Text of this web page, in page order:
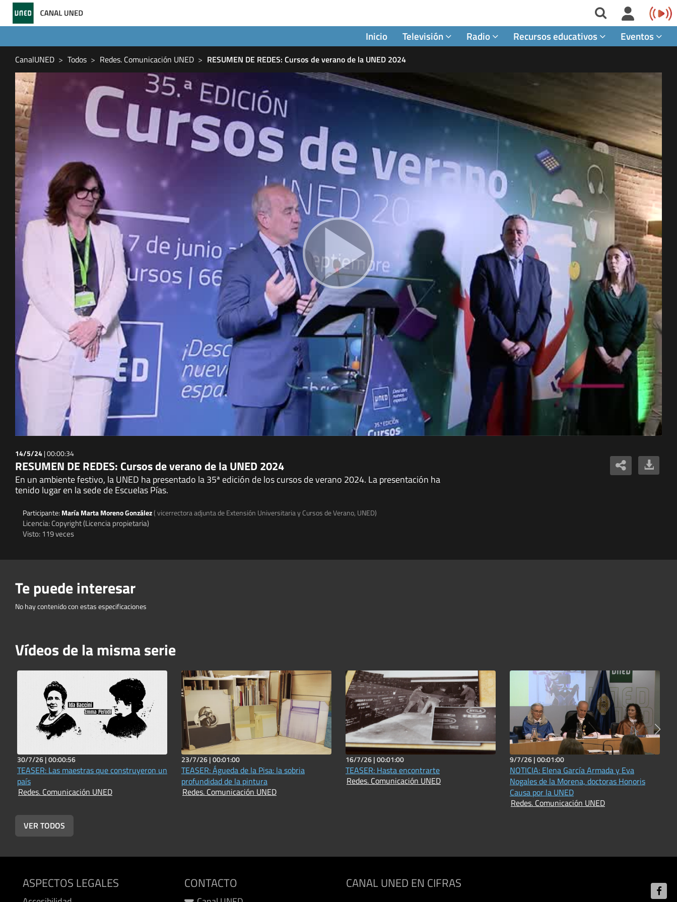
Inicio Televisión Radio Recursos educativos Eventos
CanalUNED Todos Redes. Comunicación UNED RESUMEN DE REDES: Cursos de verano de la UNED 2024
14/5/24|00:00:34
RESUMEN DE REDES: Cursos de verano de la UNED 2024
En un ambiente festivo, la UNED ha presentado la 35ª edición de los cursos de verano 2024. La presentación ha
tenido lugar en la sede de Escuelas Pías.
Participante: María Marta Moreno González( vicerrectora adjunta de Extensión Universitaria y Cursos de Verano, UNED)
Licencia: Copyright (Licencia propietaria)
Visto: 119 veces
Te puede interesar
No hay contenido con estas especificaciones
Vídeos de la misma serie
30/7/26 |00:00:56
TEASER: Las maestras que construyeron un
país
Redes. Comunicación UNED
23/7/26 |00:01:00
TEASER: Águeda de la Pisa: la sobria
profundidad de la pintura
Redes. Comunicación UNED
16/7/26 |00:01:00
TEASER: Hasta encontrarte
Redes. Comunicación UNED
9/7/26 |00:01:00
NOTICIA: Elena García Armada y Eva
Nogales de la Morena, doctoras Honoris
Causa por la UNED
Redes. Comunicación UNED
VER TODOS
ASPECTOS LEGALES CONTACTO CANAL UNED EN CIFRAS